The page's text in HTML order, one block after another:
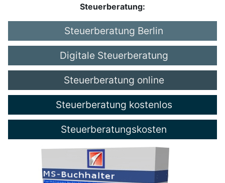
Steuerberatung:
Steuerberatung Berlin
Digitale Steuerberatung
Steuerberatung online
Steuerberatung kostenlos
Steuerberatungskosten